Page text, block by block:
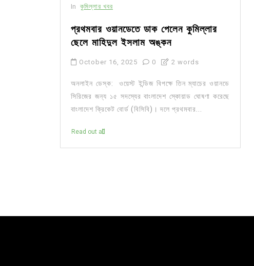
In কুমিল্লার খবর
প্রথমবার ওয়ানডেতে ডাক পেলেন কুমিল্লার
ছেলে মাহিদুল ইসলাম অঙ্কন
October 16, 2025 0 2 words
অনলাইন ডেস্ক: ওয়েস্ট ইন্ডিজ বিপক্ষে তিন ম্যাচের ওয়ানডে
সিরিজের জন্য ১৫ সদস্যের বাংলাদেশ স্কোয়াড ঘোষণা করেছে
বাংলাদেশ ক্রিকেট বোর্ড (বিসিবি)। দলে প্রথমবার...
Read out all